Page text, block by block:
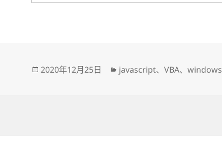
发
2020年12月25日
分
javascript、VBA、windows